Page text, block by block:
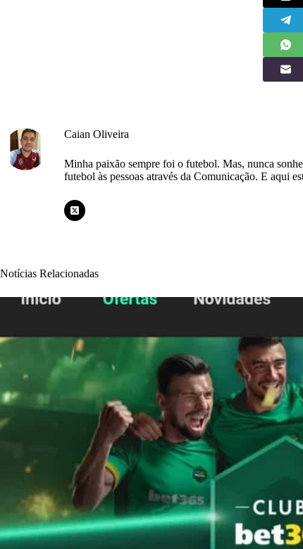
Caian Oliveira
Minha paixão sempre foi o futebol. Mas, nunca
futebol às pessoas através da Comunicação. E aqui
Notícias Relacionadas